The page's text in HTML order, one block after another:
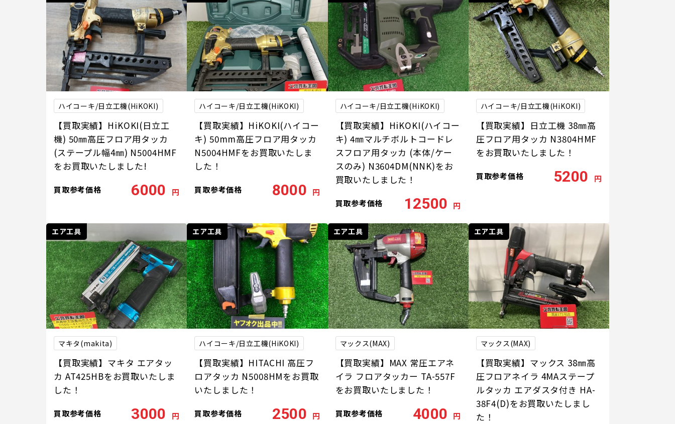
ハイコーキ/日立工機(HiKOKI)
【買取実績】HiKOKI(日立工
機) 50㎜高圧フロア用タッカ
(ステープル幅4㎜) N5004HMF
をお買取いたしました!
買取参考価格 6000 円
ハイコーキ/日立工機(HiKOKI)
【買取実績】HiKOKI(ハイコー
キ) 50mm高圧フロア用タッカ
N5004HMFをお買取いたしま
した！
買取参考価格 8000 円
ハイコーキ/日立工機(HiKOKI)
【買取実績】HiKOKI(ハイコー
キ) 4㎜マルチボルトコードレ
スフロア用タッカ (本体/ケー
スのみ) N3604DM(NNK)をお
買取いたしました！
買取参考価格 12500 円
ハイコーキ/日立工機(HiKOKI)
【買取実績】日立工機 38㎜高
圧フロア用タッカ N3804HMF
をお買取いたしました！
買取参考価格 5200 円
エア工具
マキタ(makita)
【買取実績】マキタ エアタッ
カ AT425HBをお買取いたしま
した！
買取参考価格 3000 円
エア工具
ハイコーキ/日立工機(HiKOKI)
【買取実績】HITACHI 高圧フ
ロアタッカ N5008HMをお買取
いたしました！
買取参考価格 2500 円
エア工具
マックス(MAX)
【買取実績】MAX 常圧エアネ
イラ フロアタッカー TA-557F
をお買取いたしました！
買取参考価格 4000 円
エア工具
マックス(MAX)
【買取実績】マックス 38㎜高
圧フロアネイラ 4MAステープ
ルタッカ エアダスタ付き HA-
38F4(D)をお買取いたしまし
た！